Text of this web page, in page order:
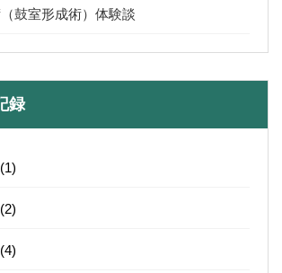
鼓室形成術）体験談
録
(1)
(2)
(4)